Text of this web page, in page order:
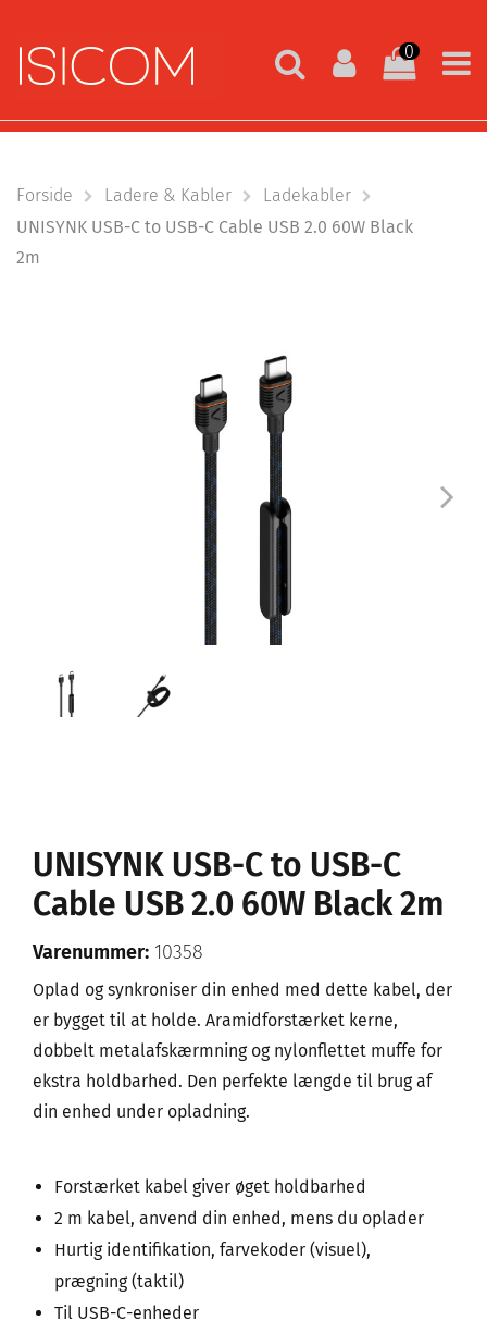
0
Forside Ladere & Kabler
Ladekabler
UNISYNK USB-C to USB-C Cable USB 2.0 60W Black
2m
UNISYNK USB-C to USB-C
Cable USB 2.0 60W Black 2m
Varenummer: 10358
Oplad og synkroniser din enhed med dette kabel, der
er bygget til at holde. Aramidforstærket kerne,
dobbelt metalafskærmning og nylonflettet muffe for
ekstra holdbarhed. Den perfekte længde til brug af
din enhed under opladning.
Forstærket kabel giver øget holdbarhed
2 m kabel, anvend din enhed, mens du oplader
Hurtig identifikation, farvekoder (visuel),
prægning (taktil)
Til USB-C-enheder